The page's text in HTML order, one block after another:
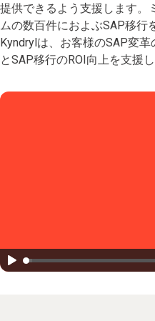
提供できるよう支援します。
ムの数百件におよぶSAP移行
Kyndrylは、お客様のSAP変
とSAP移行のROI向上を支援し